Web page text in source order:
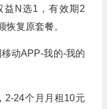
益N选1，有效期2
复原套餐。
动APP-我的-我的
2-24个月月租10元